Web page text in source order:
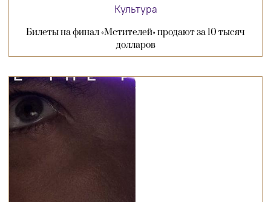
Культура
Билеты на финал «Мстителей» продают за 10 тысяч
долларов